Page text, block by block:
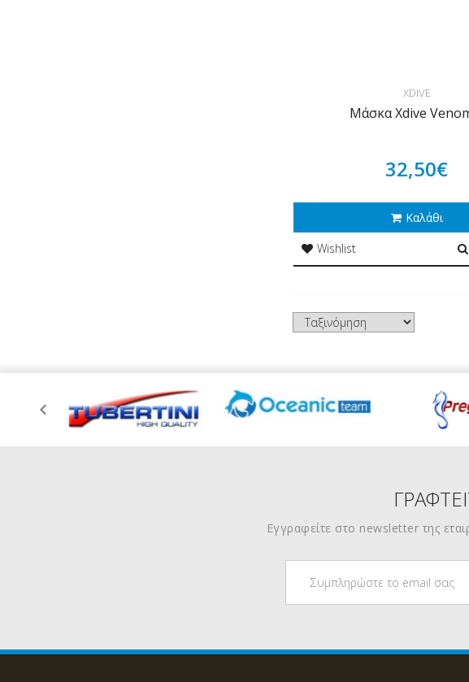
XDIVE
Μάσκα Xdive
32,50€
Καλάθι
Wishlist
Εγγραφείτε στο newsletter της